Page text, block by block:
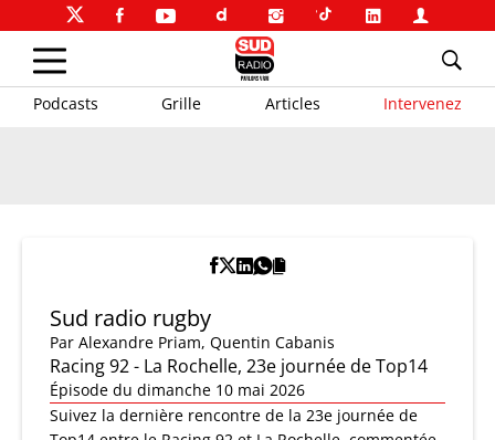
Podcasts Grille Articles Intervenez
Sud radio rugby
Par Alexandre Priam, Quentin Cabanis
Racing 92 - La Rochelle, 23e journée de Top14
Épisode du dimanche 10 mai 2026
Suivez la dernière rencontre de la 23e journée de